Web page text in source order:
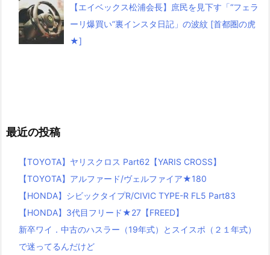
【エイベックス松浦会長】庶民を見下す「“フェラ
ーリ爆買い”裏インスタ日記」の波紋 [首都圏の虎
★]
最近の投稿
【TOYOTA】ヤリスクロス Part62【YARIS CROSS】
【TOYOTA】アルファード/ヴェルファイア★180
【HONDA】シビックタイプR/CIVIC TYPE-R FL5 Part83
【HONDA】3代目フリード★27【FREED】
新卒ワイ．中古のハスラー（19年式）とスイスポ（２１年式）
で迷ってるんだけど